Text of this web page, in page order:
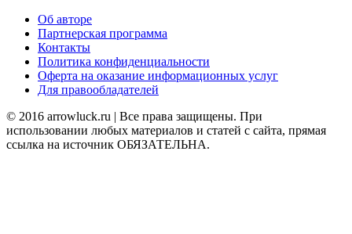
Об авторе
Партнерская программа
Контакты
Политика конфиденциальности
Оферта на оказание информационных услуг
Для правообладателей
© 2016 arrowluck.ru | Все права защищены. При
использовании любых материалов и статей с сайта, прямая
ссылка на источник ОБЯЗАТЕЛЬНА.